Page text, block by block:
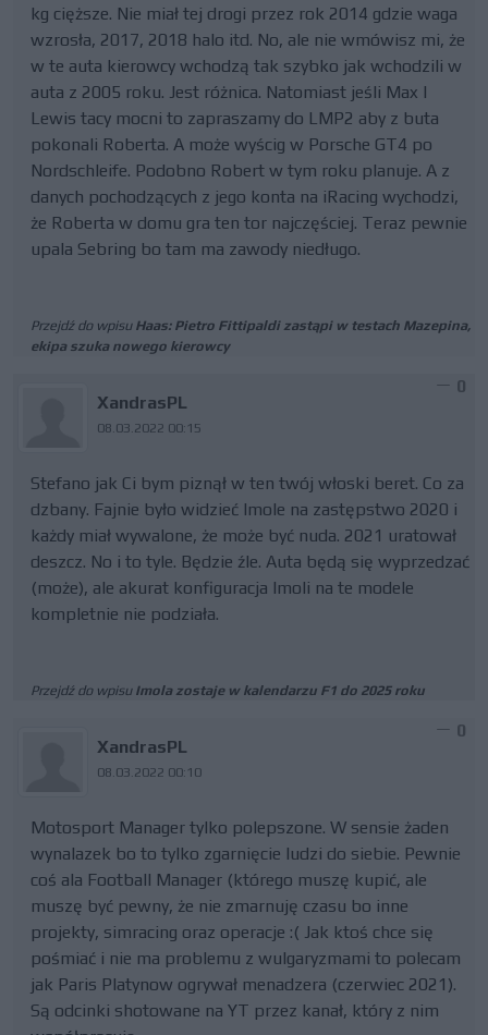
kg cięższe. Nie miał tej drogi przez rok 2014 gdzie waga
wzrosła, 2017, 2018 halo itd. No, ale nie wmówisz mi, że
w te auta kierowcy wchodzą tak szybko jak wchodzili w
auta z 2005 roku. Jest różnica. Natomiast jeśli Max I
Lewis tacy mocni to zapraszamy do LMP2 aby z buta
pokonali Roberta. A może wyścig w Porsche GT4 po
Nordschleife. Podobno Robert w tym roku planuje. A z
danych pochodzących z jego konta na iRacing wychodzi,
że Roberta w domu gra ten tor najczęściej. Teraz pewnie
upala Sebring bo tam ma zawody niedługo.
Przejdź do wpisu Haas: Pietro Fittipaldi zastąpi w testach Mazepina,
ekipa szuka nowego kierowcy
XandrasPL
08.03.2022 00:15
0
Stefano jak Ci bym piznął w ten twój włoski beret. Co za
dzbany. Fajnie było widzieć Imole na zastępstwo 2020 i
każdy miał wywalone, że może być nuda. 2021 uratował
deszcz. No i to tyle. Będzie źle. Auta będą się wyprzedzać
(może), ale akurat konfiguracja Imoli na te modele
kompletnie nie podziała.
Przejdź do wpisu Imola zostaje w kalendarzu F1 do 2025 roku
XandrasPL
08.03.2022 00:10
0
Motosport Manager tylko polepszone. W sensie żaden
wynalazek bo to tylko zgarnięcie ludzi do siebie. Pewnie
coś ala Football Manager (którego muszę kupić, ale
muszę być pewny, że nie zmarnuję czasu bo inne
projekty, simracing oraz operacje :( Jak ktoś chce się
pośmiać i nie ma problemu z wulgaryzmami to polecam
jak Paris Platynow ogrywał menadzera (czerwiec 2021).
Są odcinki shotowane na YT przez kanał, który z nim